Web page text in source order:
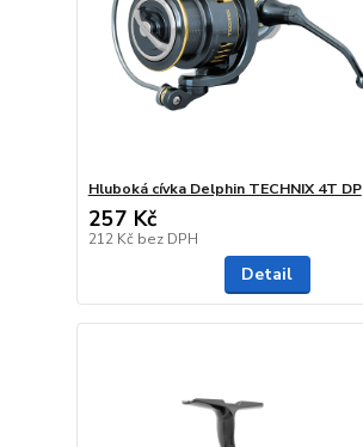
Hluboká cívka Delphin TECHNIX 4T DP
257 Kč
212 Kč bez DPH
Detail